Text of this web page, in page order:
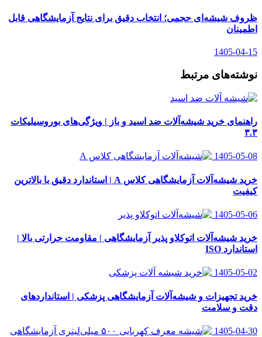
ظروف شیشه‌ای حجمی؛ انتخاب دقیق برای نتایج آزمایشگاهی قابل
اطمینان
1405-04-15
نوشته‌های مرتبط
راهنمای خرید شیشه‌آلات ضد اسید و باز | ویژگی‌های بوروسیلیکات
۳.۳
1405-05-08
خرید شیشه‌آلات آزمایشگاهی کلاس A | استاندارد دقیق با بالاترین
کیفیت
1405-05-06
خرید شیشه‌آلات اتوکلاو پذیر آزمایشگاهی | مقاومت حرارتی بالا |
استاندارد ISO
1405-05-02
خرید تجهیزات و شیشه‌آلات آزمایشگاهی پزشکی | استانداردهای
دقت و سلامت
1405-04-30